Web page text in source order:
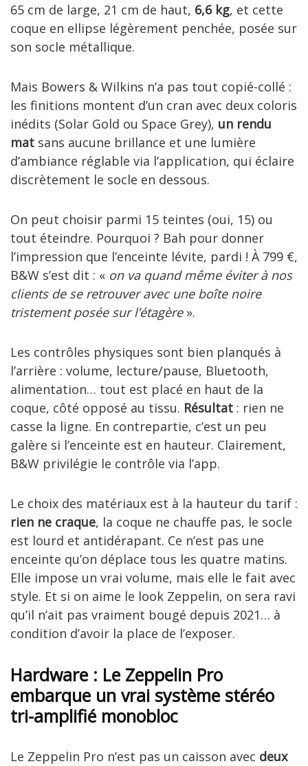
65 cm de large, 21 cm de haut, 6,6 kg, et cette
coque en ellipse légèrement penchée, posée sur
son socle métallique.
Mais Bowers & Wilkins n’a pas tout copié-collé :
les finitions montent d’un cran avec deux coloris
inédits (Solar Gold ou Space Grey), un rendu
mat sans aucune brillance et une lumière
d’ambiance réglable via l’application, qui éclaire
discrètement le socle en dessous.
On peut choisir parmi 15 teintes (oui, 15) ou
tout éteindre. Pourquoi ? Bah pour donner
l’impression que l’enceinte lévite, pardi ! À 799 €,
B&W s’est dit : « on va quand même éviter à nos
clients de se retrouver avec une boîte noire
tristement posée sur l’étagère ».
Les contrôles physiques sont bien planqués à
l’arrière : volume, lecture/pause, Bluetooth,
alimentation… tout est placé en haut de la
coque, côté opposé au tissu. Résultat : rien ne
casse la ligne. En contrepartie, c’est un peu
galère si l’enceinte est en hauteur. Clairement,
B&W privilégie le contrôle via l’app.
Le choix des matériaux est à la hauteur du tarif :
rien ne craque, la coque ne chauffe pas, le socle
est lourd et antidérapant. Ce n’est pas une
enceinte qu’on déplace tous les quatre matins.
Elle impose un vrai volume, mais elle le fait avec
style. Et si on aime le look Zeppelin, on sera ravi
qu’il n’ait pas vraiment bougé depuis 2021… à
condition d’avoir la place de l’exposer.
Hardware : Le Zeppelin Pro
embarque un vrai système stéréo
tri-amplifié monobloc
Le Zeppelin Pro n’est pas un caisson avec deux